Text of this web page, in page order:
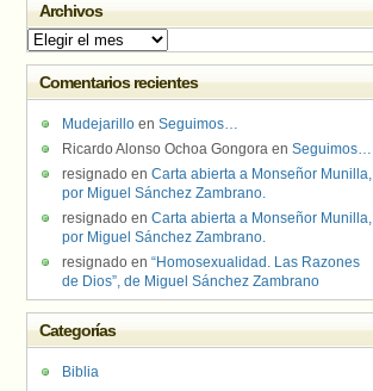
Archivos
Archivos
Comentarios recientes
Mudejarillo en Seguimos…
Ricardo Alonso Ochoa Gongora en Seguimos…
resignado en Carta abierta a Monseñor Munilla,
por Miguel Sánchez Zambrano.
resignado en Carta abierta a Monseñor Munilla,
por Miguel Sánchez Zambrano.
resignado en “Homosexualidad. Las Razones
de Dios”, de Miguel Sánchez Zambrano
Categorías
Biblia